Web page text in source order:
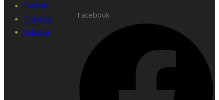
Təlimlər
Tranings
Xəbərlər
Facebook